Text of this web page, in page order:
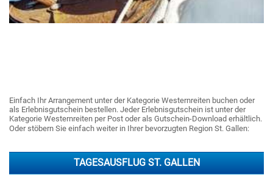
Einfach Ihr Arrangement unter der Kategorie Westernreiten buchen oder
als Erlebnisgutschein bestellen. Jeder Erlebnisgutschein ist unter der
Kategorie Westernreiten per Post oder als Gutschein-Download erhältlich.
Oder stöbern Sie einfach weiter in Ihrer bevorzugten Region St. Gallen:
TAGESAUSFLUG ST. GALLEN